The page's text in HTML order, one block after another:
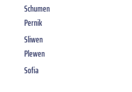
Schumen
Pernik
Sliwen
Plewen
Sofia